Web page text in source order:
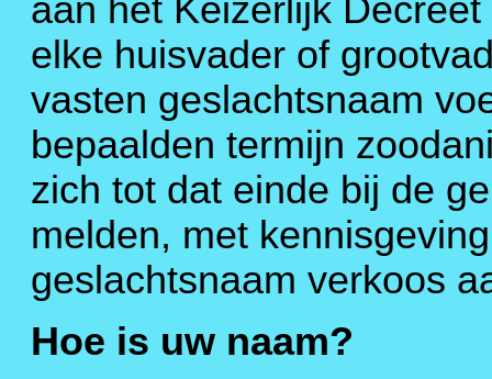
aan het Keizerlijk
elke huisvader of
vasten geslachtsnaam
bepaalden termijn
zich tot dat einde bij de
melden, met
geslachtsnaam verkoos
Hoe is uw naam?